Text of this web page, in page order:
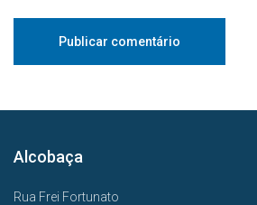
Alcobaça
Rua Frei Fortunato